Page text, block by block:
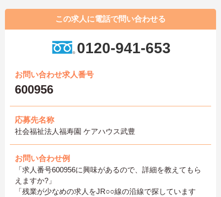
この求人に電話で問い合わせる
0120-941-653
お問い合わせ求人番号
600956
応募先名称
社会福祉法人福寿園 ケアハウス武豊
お問い合わせ例
「求人番号600956に興味があるので、詳細を教えてもら
えますか?」
「残業が少なめの求人をJR○○線の沿線で探しています